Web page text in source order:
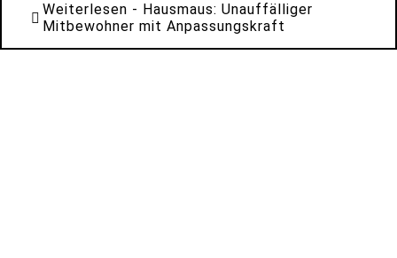
Weiterlesen - Hausmaus: Unauffälliger
Mitbewohner mit Anpassungskraft